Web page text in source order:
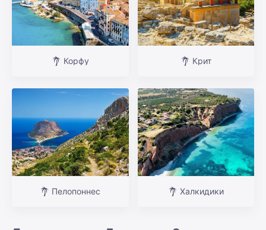
Корфу Крит
Пелопоннес Халкидики